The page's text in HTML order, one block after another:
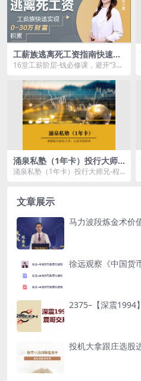
工薪族逃离死工资指南快速实
现0-30万财富积累16堂实用理
16堂工薪阶层-钱必修课，避开“3
第01课...
涌泉私塾（1年卡）投行大师
兄-程郡掌握股市掘金之术，让
涌泉私塾（1年卡）投行大师兄-程
文章展示
马力波段炼金术价
徐远观察《中国货
2375–【深震1994
投机大拿跟庄选股